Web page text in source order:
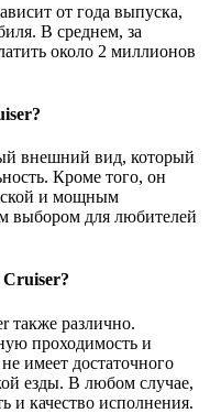
от года выпуска,
В среднем, за
около 2 миллионов
внешний вид, который
Кроме того, он
и мощным
выбором для любителей
также различно.
проходимость и
имеет достаточного
езды. В любом случае,
и качество исполнения.